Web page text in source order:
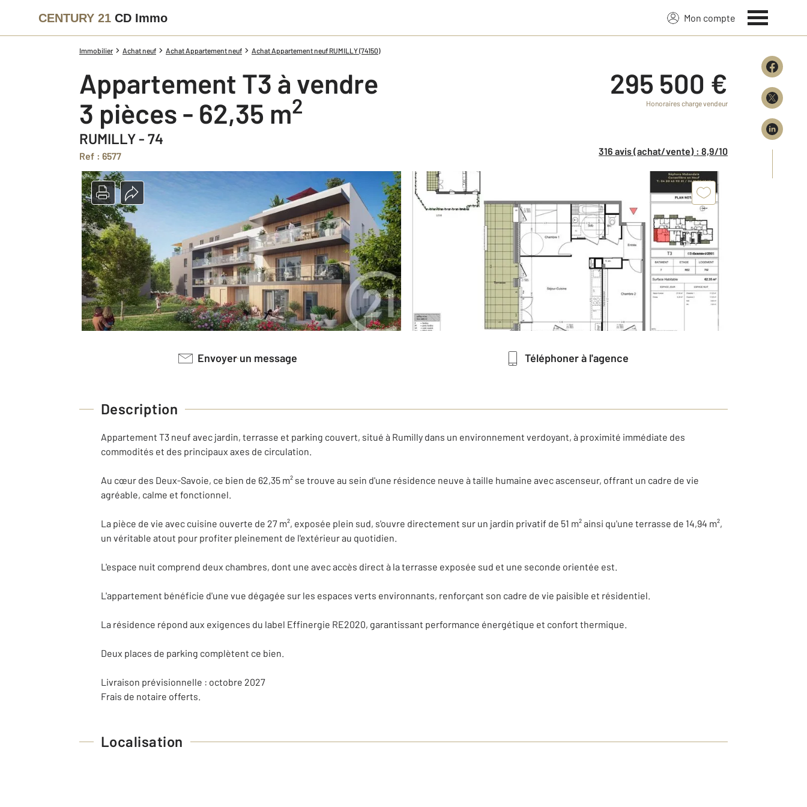
CENTURY 21 CD Immo Mon compte
Immobilier Achat neuf Achat Appartement neuf Achat Appartement neuf RUMILLY (74150)
Appartement T3 à vendre
3 pièces - 62,35 m2
RUMILLY - 74
Ref : 6577
295 500 €
Honoraires charge vendeur
316 avis (achat/vente) : 8,9/10
Envoyer un message Téléphoner à l'agence
Description
Appartement T3 neuf avec jardin, terrasse et parking couvert, situé à Rumilly dans un environnement verdoyant, à proximité immédiate des
commodités et des principaux axes de circulation.
Au cœur des Deux-Savoie, ce bien de 62,35 m² se trouve au sein d'une résidence neuve à taille humaine avec ascenseur, offrant un cadre de vie
agréable, calme et fonctionnel.
La pièce de vie avec cuisine ouverte de 27 m², exposée plein sud, s'ouvre directement sur un jardin privatif de 51 m² ainsi qu'une terrasse de 14,94 m²,
un véritable atout pour profiter pleinement de l'extérieur au quotidien.
L'espace nuit comprend deux chambres, dont une avec accès direct à la terrasse exposée sud et une seconde orientée est.
L'appartement bénéficie d'une vue dégagée sur les espaces verts environnants, renforçant son cadre de vie paisible et résidentiel.
La résidence répond aux exigences du label Effinergie RE2020, garantissant performance énergétique et confort thermique.
Deux places de parking complètent ce bien.
Livraison prévisionnelle : octobre 2027
Frais de notaire offerts.
Localisation